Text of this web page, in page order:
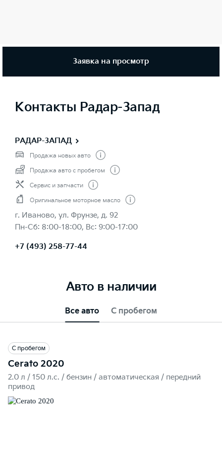
Заявка на просмотр
Контакты Радар-Запад
РАДАР-ЗАПАД
Продажа новых авто
Продажа авто с пробегом
Сервис и запчасти
Оригинальное моторное масло
г. Иваново, ул. Фрунзе, д. 92
Пн-Сб: 8:00-18:00, Вс: 9:00-17:00
+7 (493) 258-77-44
Авто в наличии
Все авто С пробегом
С пробегом
Cerato 2020
2.0 л / 150 л.c. / бензин / автоматическая / передний
привод